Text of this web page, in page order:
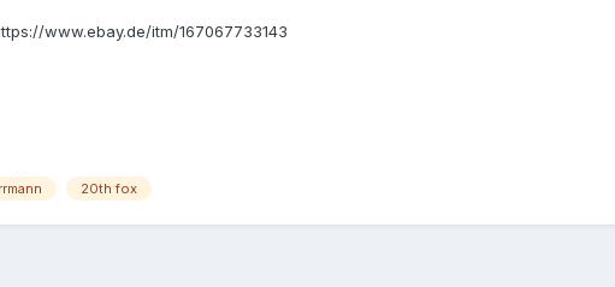
www.ebay.de/itm/167067733143
20th fox